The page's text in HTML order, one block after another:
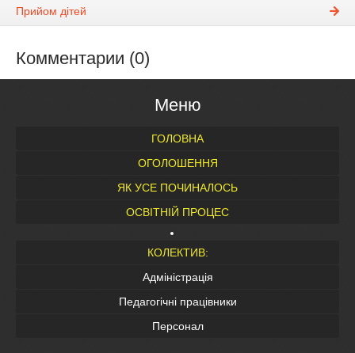
Прийом дітей
Комментарии (0)
Меню
ГОЛОВНА
ОГОЛОШЕННЯ
ЯК УСЕ ПОЧИНАЛОСЬ
ОСВІТНІЙ ПРОЦЕС
КОЛЕКТИВ:
Адміністрація
Педагогічні працівники
Персонал